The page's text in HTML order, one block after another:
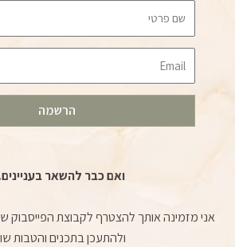
הרשמה
ואם כבר להשאר
אני מזמינה אותך להצטרף לקבוצת הפייסבוק שלי
ולהתעכן בתכנים והטבות